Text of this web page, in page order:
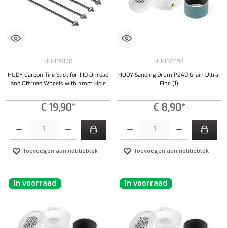
HU-105120
HUDY Carbon Tire Stick for 1:10 Onroad
and Offroad Wheels with 4mm Hole
€ 19,90*
Toevoegen aan notitieblok
HU-102593
HUDY Sanding Drum P240 Grain Ultra-
Fine (1)
€ 8,90*
Toevoegen aan notitieblok
In voorraad In voorraad